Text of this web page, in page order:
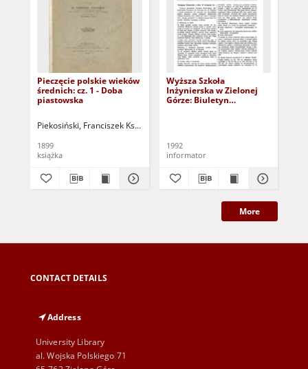
Pieczęcie polskie wieków
średnich: cz. 1 - Doba
piastowska
Piekosiński, Franciszek Ksawery
1899
książka
Wyższa Szkoła
Inżynierska w Zielonej
Górze: Biuletyn
1992
informator
More
CONTACT DETAILS
Address
University Library
al. Wojska Polskiego 71